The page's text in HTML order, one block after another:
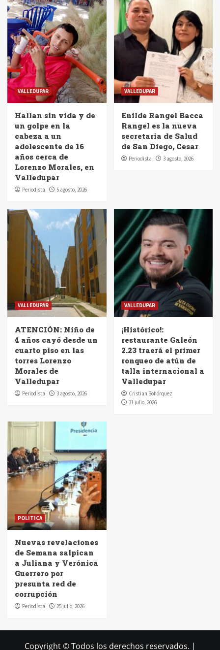
VALLEDUPAR
Hallan sin vida y de
un golpe en la
cabeza a un
adolescente de 16
años cerca de
Lorenzo Morales, en
Valledupar
Periodista 5 agosto, 2026
VALLEDUPAR
Enilde Rangel Bacca
Rangel es la nueva
secretaria de Salud
de San Diego, Cesar
Periodista 3 agosto, 2026
VALLEDUPAR
ATENCIÓN: Niño de
4 años cayó desde un
cuarto piso en las
torres Lorenzo
Morales de
Valledupar
Periodista 3 agosto, 2026
VALLEDUPAR
¡Histórico!:
restaurante Galeón
2.23 traerá el primer
ronqueo de atún de
talla internacional a
Valledupar
Cristian Bohórquez
31 julio, 2026
POLITICA
Nuevas revelaciones
de Semana salpican
a Juliana y Verónica
Guerrero por
presunta red de
corrupción
Periodista 25 julio, 2026
Copyright © Todos los derechos reservados. |